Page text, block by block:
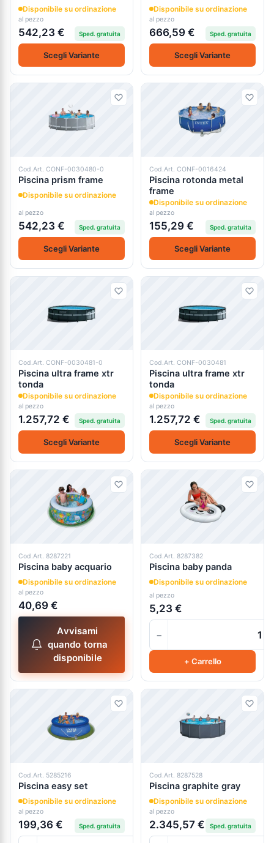
Disponibile su ordinazione
al pezzo
542,23 € Sped. gratuita
Scegli Variante
Disponibile su ordinazione
al pezzo
666,59 € Sped. gratuita
Scegli Variante
Cod.Art. CONF-0030480-0
Piscina prism frame
Disponibile su ordinazione
al pezzo
542,23 € Sped. gratuita
Scegli Variante
Cod.Art. CONF-0016424
Piscina rotonda metal
frame
Disponibile su ordinazione
al pezzo
155,29 € Sped. gratuita
Scegli Variante
Cod.Art. CONF-0030481-0
Piscina ultra frame xtr
tonda
Disponibile su ordinazione
al pezzo
1.257,72 € Sped. gratuita
Scegli Variante
Cod.Art. CONF-0030481
Piscina ultra frame xtr
tonda
Disponibile su ordinazione
al pezzo
1.257,72 € Sped. gratuita
Scegli Variante
Cod.Art. 8287221
Piscina baby acquario
Disponibile su ordinazione
al pezzo
40,69 €
Avvisami
quando torna
disponibile
Cod.Art. 8287382
Piscina baby panda
Disponibile su ordinazione
al pezzo
5,23 €
−
+ Carrello
Cod.Art. 5285216
Piscina easy set
Disponibile su ordinazione
al pezzo
199,36 € Sped. gratuita
Cod.Art. 8287528
Piscina graphite gray
Disponibile su ordinazione
al pezzo
2.345,57 € Sped. gratuita